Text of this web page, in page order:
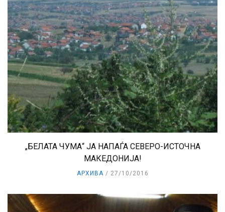
„БЕЛАТА ЧУМА“ ЈА НАПАЃА СЕВЕРО-ИСТОЧНА
МАКЕДОНИЈА!
АРХИВА 27/10/2016